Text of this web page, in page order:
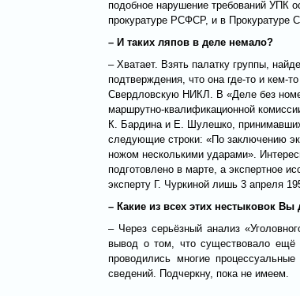
подобное нарушение требований УПК
прокуратуре РСФСР, и в Прокуратуре
– И таких ляпов в деле немало?
– Хватает. Взять палатку группы,
подтверждения, что она где-то и кем-
Свердловскую НИКЛ. В «Деле без
маршрутно-квалификационной
К. Бардина и Е. Шулешко,
следующие строки: «По заключению
ножом несколькими ударами».
подготовлено в марте, а экспертное
эксперту Г. Чуркиной лишь 3 апреля
– Какие из всех этих нестыковок
– Через серьёзный анализ
вывод о том, что существовало ещё
проводились многие
сведений. Подчеркну, пока не имеем.